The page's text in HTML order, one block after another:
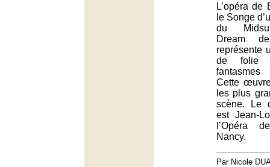
L’opéra de
le Songe
du
Dream
représente
de folie
fantasmes
Cette
les plus
scène. Le
est Jean-
l’Opéra
Nancy.
Par Nicole